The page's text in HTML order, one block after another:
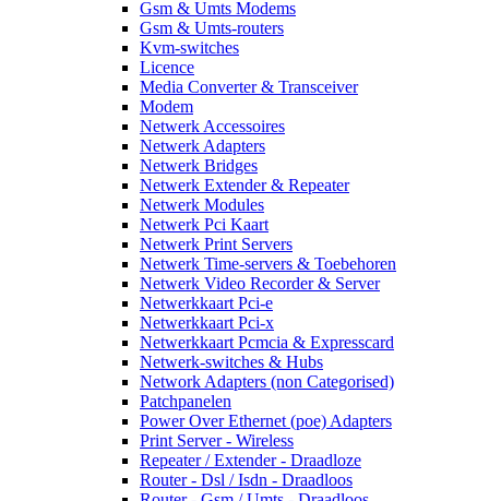
Gsm & Umts Modems
Gsm & Umts-routers
Kvm-switches
Licence
Media Converter & Transceiver
Modem
Netwerk Accessoires
Netwerk Adapters
Netwerk Bridges
Netwerk Extender & Repeater
Netwerk Modules
Netwerk Pci Kaart
Netwerk Print Servers
Netwerk Time-servers & Toebehoren
Netwerk Video Recorder & Server
Netwerkkaart Pci-e
Netwerkkaart Pci-x
Netwerkkaart Pcmcia & Expresscard
Netwerk-switches & Hubs
Network Adapters (non Categorised)
Patchpanelen
Power Over Ethernet (poe) Adapters
Print Server - Wireless
Repeater / Extender - Draadloze
Router - Dsl / Isdn - Draadloos